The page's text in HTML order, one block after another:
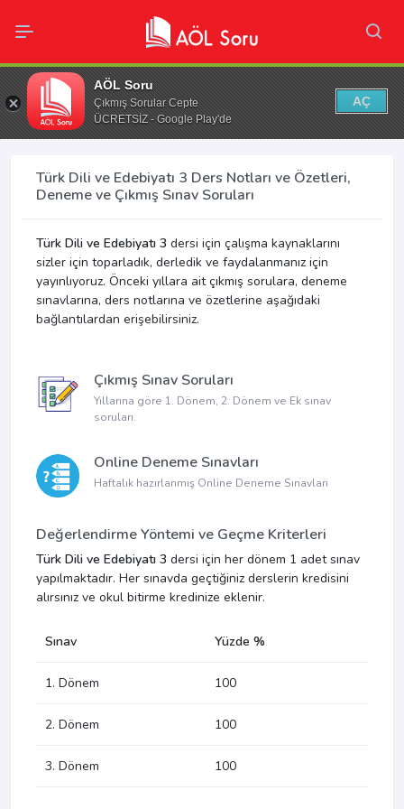
AÖL Soru
Çıkmış Sorular Cepte
ÜCRETSİZ - Google Play'de
AÇ
Türk Dili ve Edebiyatı 3 Ders Notları ve Özetleri,
Deneme ve Çıkmış Sınav Soruları
Türk Dili ve Edebiyatı 3 dersi için çalışma kaynaklarını
sizler için toparladık, derledik ve faydalanmanız için
yayınlıyoruz. Önceki yıllara ait çıkmış sorulara, deneme
sınavlarına, ders notlarına ve özetlerine aşağıdaki
bağlantılardan erişebilirsiniz.
Çıkmış Sınav Soruları
Yıllarına göre 1. Dönem, 2. Dönem ve Ek sınav
soruları.
Online Deneme Sınavları
Haftalık hazırlanmış Online Deneme Sınavları
Değerlendirme Yöntemi ve Geçme Kriterleri
Türk Dili ve Edebiyatı 3 dersi için her dönem 1 adet sınav
yapılmaktadır. Her sınavda geçtiğiniz derslerin kredisini
alırsınız ve okul bitirme kredinize eklenir.
Sınav Yüzde %
1. Dönem 100
2. Dönem 100
3. Dönem 100